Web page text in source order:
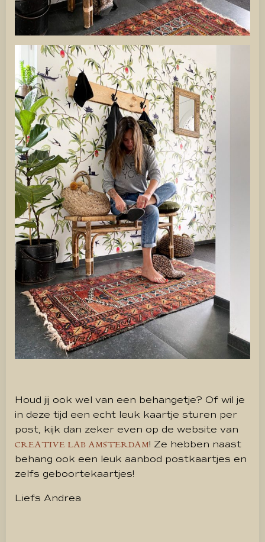
Houd jij ook wel van een behangetje? Of wil je
in deze tijd een echt leuk kaartje sturen per
post, kijk dan zeker even op de website van
CREATIVE LAB AMSTERDAM! Ze hebben naast
behang ook een leuk aanbod postkaartjes en
zelfs geboortekaartjes!
Liefs Andrea